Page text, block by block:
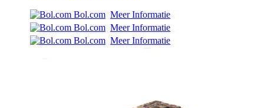
Bol.com Meer Informatie
Bol.com Meer Informatie
Bol.com Meer Informatie